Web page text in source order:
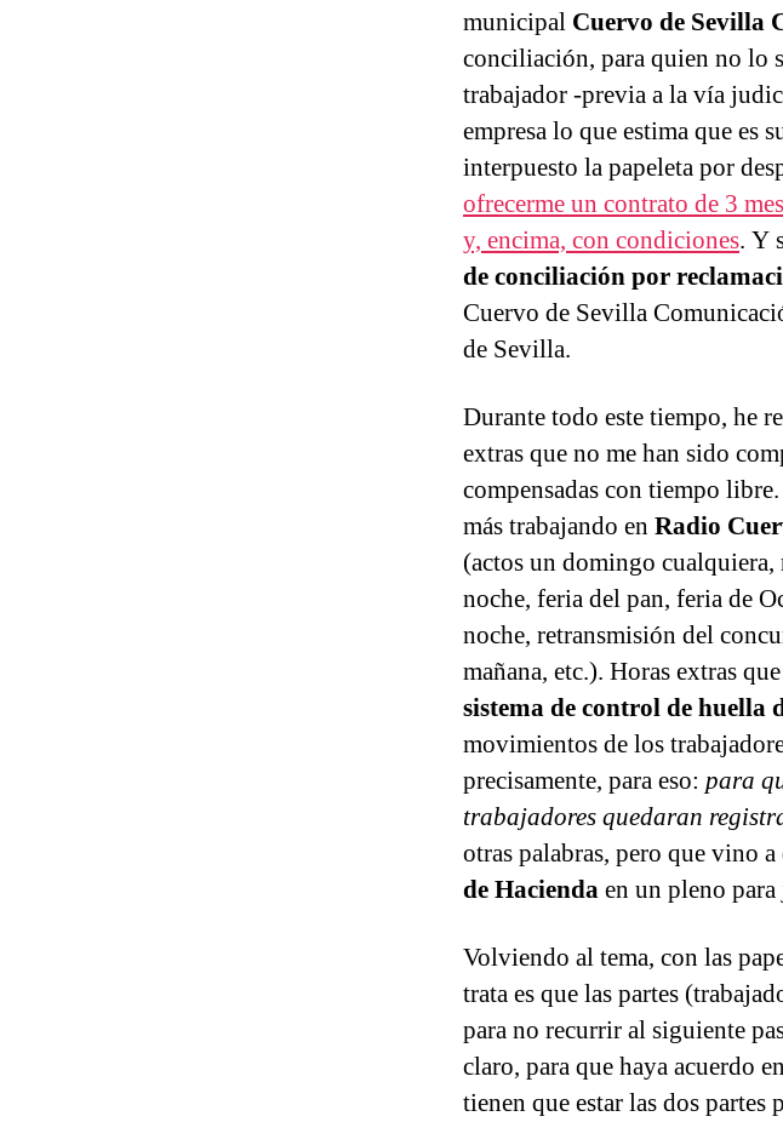
municipal Cuervo de Sevilla
conciliación, para quien no lo
trabajador -previa a la vía
empresa lo que estima que es
interpuesto la papeleta por
ofrecerme un contrato de 3
y, encima, con condiciones. Y
de conciliación por
Cuervo de Sevilla
de Sevilla.
Durante todo este tiempo, he
extras que no me han sido
compensadas con tiempo
más trabajando en Radio
(actos un domingo cualquiera,
noche, feria del pan, feria de
noche, retransmisión del
mañana, etc.). Horas extras
sistema de control de huella
movimientos de los
precisamente, para eso: para
trabajadores quedaran
otras palabras, pero que vino
de Haciendaen un pleno
Volviendo al tema, con las
trata es que las partes
para no recurrir al siguiente
claro, para que haya acuerdo
tienen que estar las dos partes